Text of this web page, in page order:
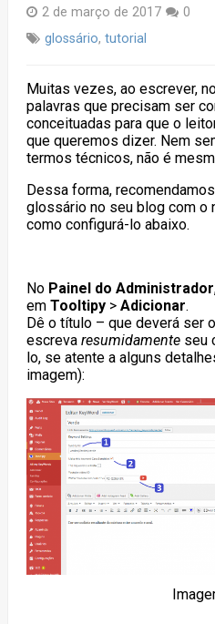
2 de março de 2017
0
glossário, tutorial
Muitas vezes, ao escrever,
palavras que precisam ser
conceituadas para que o
que queremos dizer. Nem
termos técnicos, não é
Dessa forma,
glossário no seu blog com o
como configurá-lo abaixo.
No Painel do Administrador
em Tooltipy > Adicionar.
Dê o título – que deverá ser
escreva resumidamenteseu
lo, se atente a alguns
imagem):